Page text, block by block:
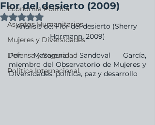
Economía Política
Asuntos Humanitarios
Mujeres y Diversidades
Defensa y Seguridad
Política Internacional
Flor del desierto (2009)
Obtuvo NaN de 5 estrellas.
Análisis de: Flor del desierto (Sherry
Hormann, 2009)
Por Macarena Sandoval García,
miembro del Observatorio de Mujeres y
Diversidades: política, paz y desarrollo